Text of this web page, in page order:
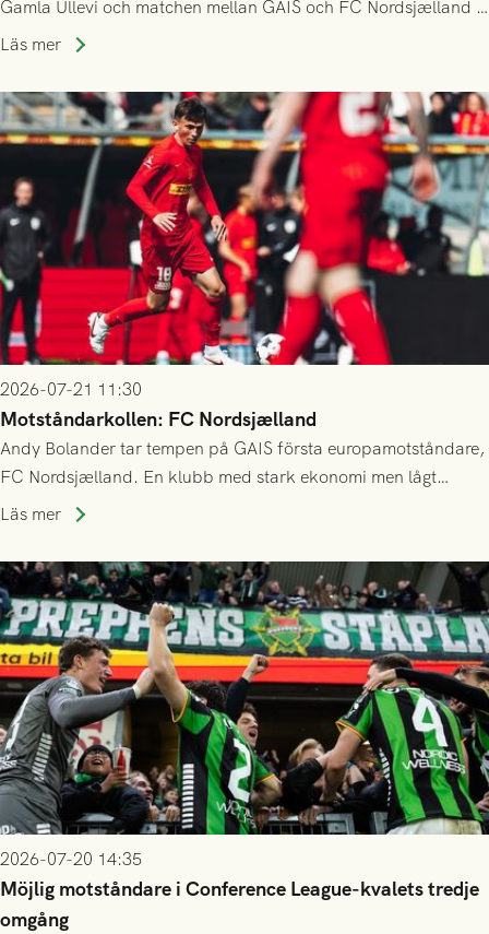
Gamla Ullevi och matchen mellan GAIS och FC Nordsjælland i
kvalet till Conference League! Avspark kl 19.00 på torsdag
Läs mer
2026-07-21 11:30
Motståndarkollen: FC Nordsjælland
Andy Bolander tar tempen på GAIS första europamotståndare,
FC Nordsjælland. En klubb med stark ekonomi men lågt
publiksnitt, ett lag med både kollektiv styrka och individuell
Läs mer
2026-07-20 14:35
Möjlig motståndare i Conference League-kvalets tredje
omgång